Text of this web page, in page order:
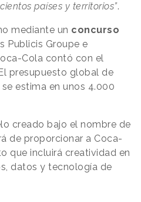
países y territorios”.
mediante un concurso
Publicis Groupe e
Cola contó con el
presupuesto global de
estima en unos 4.000
creado bajo el nombre de
de proporcionar a Coca-
que incluirá creatividad en
datos y tecnología de